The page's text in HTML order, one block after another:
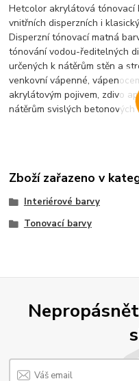
Hetcolor akrylátová tónovací
vnitřních disperzních i
Disperzní tónovací matná
tónování vodou-ředitelných
určených k nátěrům stěn a
venkovní vápenné,
akrylátovým pojivem, zdivo
nátěrům svislých betonových
Zboží zařazeno v
Interiérové barvy
Tonovací barvy